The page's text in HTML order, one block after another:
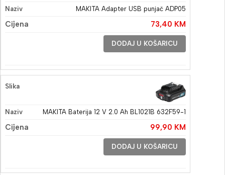
MAKITA Adapter USB punjač ADP05
73,40 KM
DODAJ U KOŠARICU
MAKITA Baterija 12 V 2.0 Ah BL1021B 632F59-1
99,90 KM
DODAJ U KOŠARICU